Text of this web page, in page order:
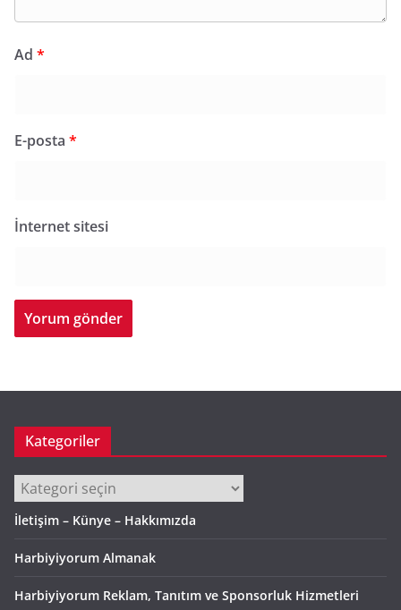
Ad *
E-posta *
İnternet sitesi
Kategoriler
Kategoriler
İletişim – Künye – Hakkımızda
Harbiyiyorum Almanak
Harbiyiyorum Reklam, Tanıtım ve Sponsorluk Hizmetleri